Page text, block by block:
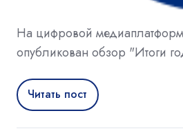
На цифровой
опубликован обзор "Итоги
Читать пост